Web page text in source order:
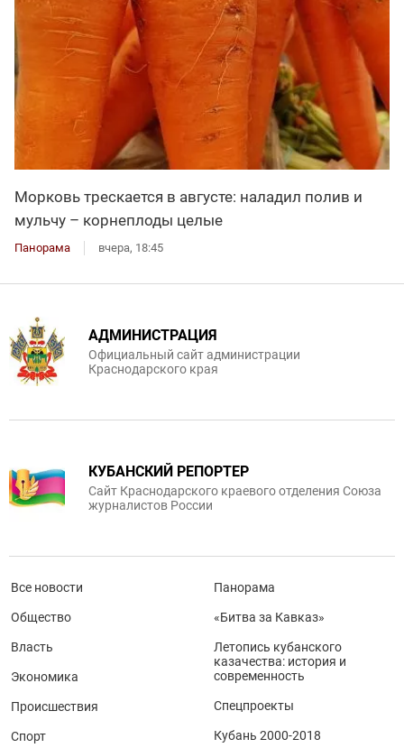
Морковь трескается в августе: наладил полив и
мульчу – корнеплоды целые
Панорама вчера, 18:45
АДМИНИСТРАЦИЯ
Официальный сайт администрации
Краснодарского края
КУБАНСКИЙ РЕПОРТЕР
Сайт Краснодарского краевого отделения Союза
журналистов России
Все новости
Общество
Власть
Экономика
Происшествия
Спорт
Панорама
«Битва за Кавказ»
Летопись кубанского
казачества: история и
современность
Спецпроекты
Кубань 2000-2018